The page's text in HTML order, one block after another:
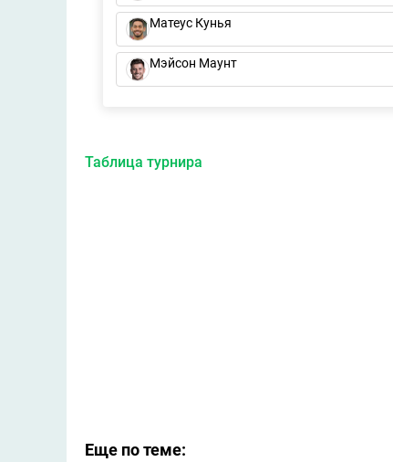
Матеус Кунья
Мэйсон Маунт
Таблица турнира
Еще по теме: